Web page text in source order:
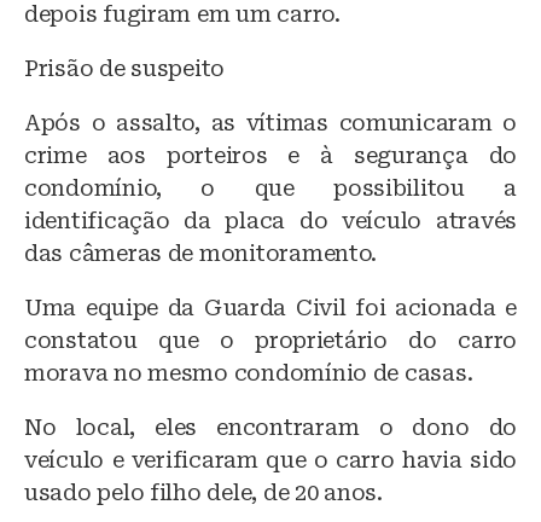
depois fugiram em um carro.
Prisão de suspeito
Após o assalto, as vítimas comunicaram o
crime aos porteiros e à segurança do
condomínio, o que possibilitou a
identificação da placa do veículo através
das câmeras de monitoramento.
Uma equipe da Guarda Civil foi acionada e
constatou que o proprietário do carro
morava no mesmo condomínio de casas.
No local, eles encontraram o dono do
veículo e verificaram que o carro havia sido
usado pelo filho dele, de 20 anos.